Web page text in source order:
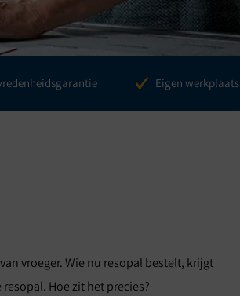
Eigen werkplaats
vroeger. Wie nu resopal bestelt, krijgt
Hoe zit het precies?